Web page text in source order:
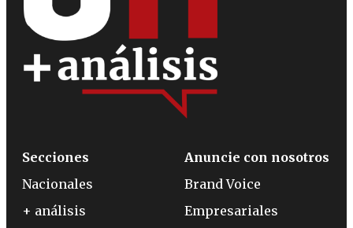
Secciones
Nacionales
+ análisis
Anuncie con nosotros
Brand Voice
Empresariales